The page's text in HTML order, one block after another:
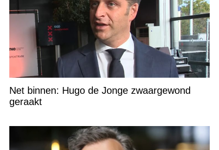
Net binnen: Hugo de Jonge zwaargewond
geraakt